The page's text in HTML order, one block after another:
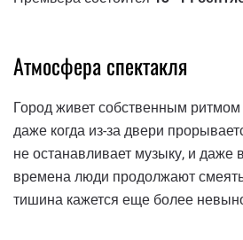
Атмосфера спектакля
Город живет собственным ритмом
даже когда из-за двери
не останавливает музыку, и
времена люди продолжают
тишина кажется еще более